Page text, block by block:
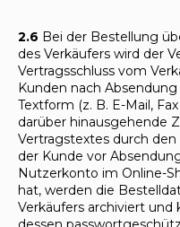
2.6 Bei der Bestellung
des Verkäufers wird der
Vertragsschluss vom
Kunden nach
Textform (z. B. E-Mail,
darüber hinausgehende
Vertragstextes durch
der Kunde vor
Nutzerkonto im Online-
hat, werden die
Verkäufers archiviert